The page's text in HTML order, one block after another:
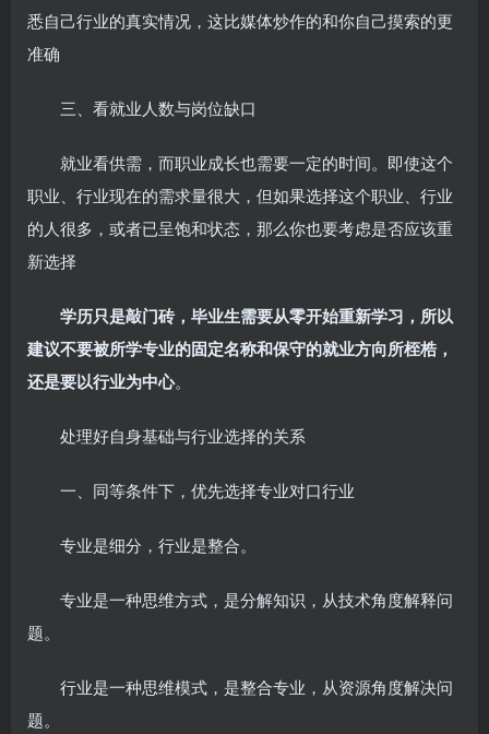
悉自己行业的真实情况，这比媒体炒作的和你自己摸索的更
准确
三、看就业人数与岗位缺口
就业看供需，而职业成长也需要一定的时间。即使这个
职业、行业现在的需求量很大，但如果选择这个职业、行业
的人很多，或者已呈饱和状态，那么你也要考虑是否应该重
新选择
学历只是敲门砖，毕业生需要从零开始重新学习，所以
建议不要被所学专业的固定名称和保守的就业方向所桎梏，
还是要以行业为中心。
处理好自身基础与行业选择的关系
一、同等条件下，优先选择专业对口行业
专业是细分，行业是整合。
专业是一种思维方式，是分解知识，从技术角度解释问
题。
行业是一种思维模式，是整合专业，从资源角度解决问
题。